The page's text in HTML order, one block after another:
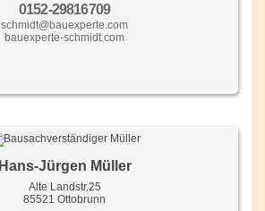
0152-29816709
schmidt@bauexperte.com
bauexperte-schmidt.com
Hans-Jürgen Müller
Alte Landstr.25
85521 Ottobrunn